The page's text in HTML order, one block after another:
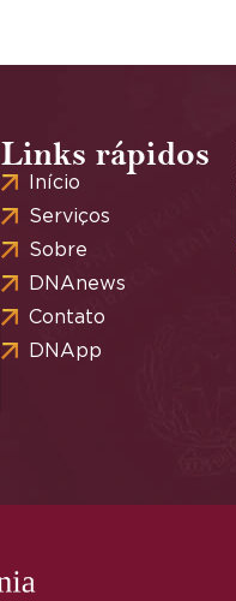
Links rápidos
Início
Serviços
Sobre
DNAnews
Contato
DNApp